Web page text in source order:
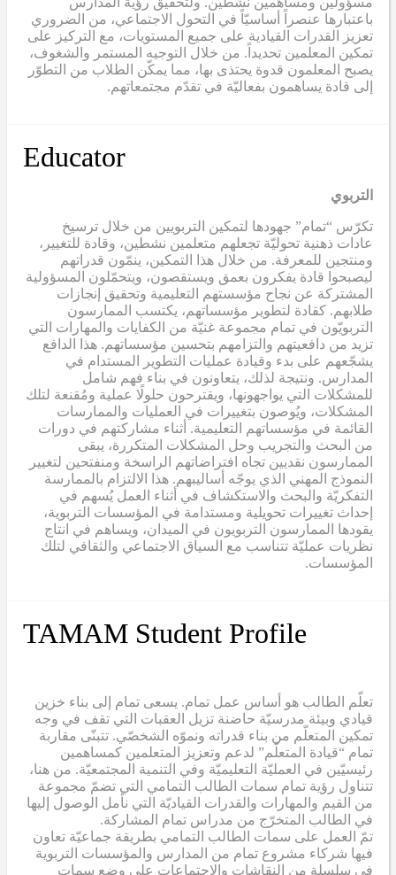
باعتبارها عنصراً أساسيّاً في التحول الاجتماعي، من الضروري
تعزيز القدرات القيادية على جميع المستويات، مع التركيز على
تمكين المعلمين تحديداً. من خلال التوجيه المستمر والشغوف،
يصبح المعلمون قدوة يحتذى بها، مما يمكّن الطلاب من التطوّر
إلى قادة يساهمون بفعاليّة في تقدّم مجتمعاتهم.
Educator
التربوي
تكرّس “تمام” جهودها لتمكين التربويين من خلال ترسيخ
عادات ذهنية تحوليّة تجعلهم متعلمين نشطين، وقادة للتغيير،
ومنتجين للمعرفة. من خلال هذا التمكين، ينمّون قدراتهم
ليصبحوا قادة يفكرون بعمق ويستقصون، ويتحمّلون المسؤولية
المشتركة عن نجاح مؤسستهم التعليمية وتحقيق إنجازات
طلابهم. كقادة لتطوير مؤسساتهم، يكتسب الممارسون
التربويّون في تمام مجموعة غنيّة من الكفايات والمهارات التي
تزيد من دافعيتهم والتزامهم بتحسين مؤسساتهم. هذا الدافع
يشجّعهم على بدء وقيادة عمليات التطوير المستدام في
المدارس. ونتيجة لذلك، يتعاونون في بناء فهم شامل
للمشكلات التي يواجهونها، ويقترحون حلولًا عملية ومُقنعة لتلك
المشكلات، ويُوصون بتغييرات في العمليات والممارسات
القائمة في مؤسساتهم التعليمية. أثناء مشاركتهم في دورات
من البحث والتجريب وحل المشكلات المتكررة، يبقى
الممارسون نقديين تجاه افتراضاتهم الراسخة ومنفتحين لتغيير
النموذج المهني الذي يوجّه أساليبهم. هذا الالتزام بالممارسة
التفكريّة والبحث والاستكشاف في أثناء العمل يُسهم في
إحداث تغييرات تحويلية ومستدامة في المؤسسات التربوية،
يقودها الممارسون التربويون في الميدان، ويساهم في انتاج
نظريات عمليّة تتناسب مع السياق الاجتماعي والثقافي لتلك
المؤسسات.
TAMAM Student Profile
تعلّم الطالب هو أساس عمل تمام. يسعى تمام إلى بناء خزين
قيادي وبيئة مدرسيّة حاضنة تزيل العقبات التي تقف في وجه
تمكين المتعلّم من بناء قدراته ونموّه الشخصّي. تتبنّى مقاربة
تمام “قيادة المتعلّم” لدعم وتعزيز المتعلمين كمساهمين
رئيسيّين في العمليّة التعليميّة وفي التنمية المجتمعيّة. من هنا،
تتناول رؤية تمام سمات الطالب التمامي التي تضمّ مجموعة
من القيم والمهارات والقدرات القياديّة التي نأمل الوصول إليها
في الطالب المتخرّج من مدراس تمام المشاركة.
تمّ العمل على سمات الطالب التمامي بطريقة جماعيّة تعاون
فيها شركاء مشروع تمام من المدارس والمؤسسات التربوية
في سلسلة من النقاشات والاجتماعات على وضع سمات